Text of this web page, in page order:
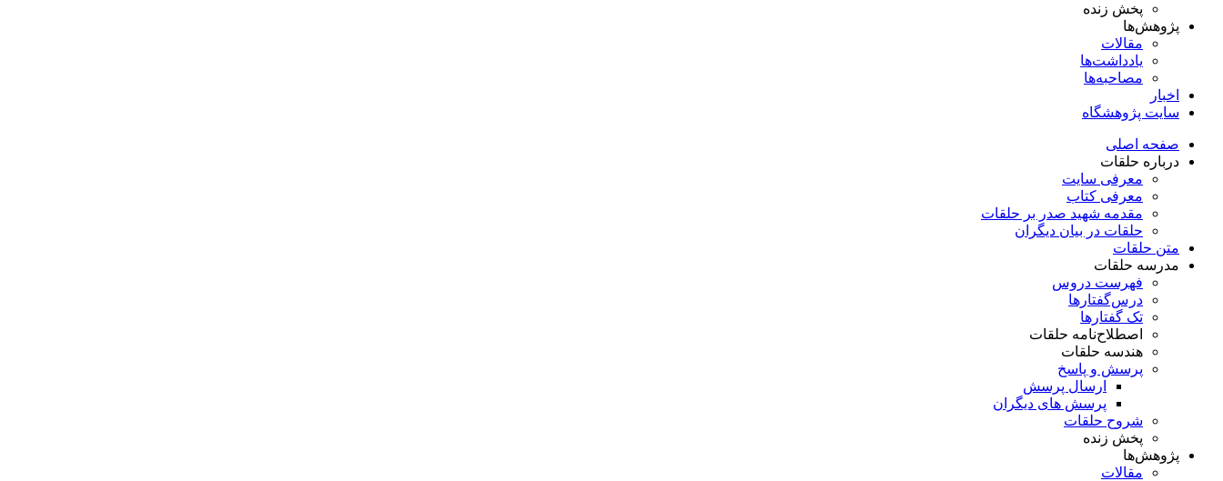
پخش زنده
پژوهش‌ها
مقالات
یادداشت‌ها
مصاحبه‌ها
اخبار
سایت پژوهشگاه
صفحه اصلی
درباره حلقات
معرفی سایت
معرفی کتاب
مقدمه شهید صدر بر حلقات
حلقات در بیان دیگران
متن حلقات
مدرسه حلقات
فهرست دروس
درس‌گفتار‌ها
تک گفتارها
اصطلاح‌نامه حلقات
هندسه حلقات
پرسش و پاسخ
ارسال پرسش
پرسش های دیگران
شروح حلقات
پخش زنده
پژوهش‌ها
مقالات